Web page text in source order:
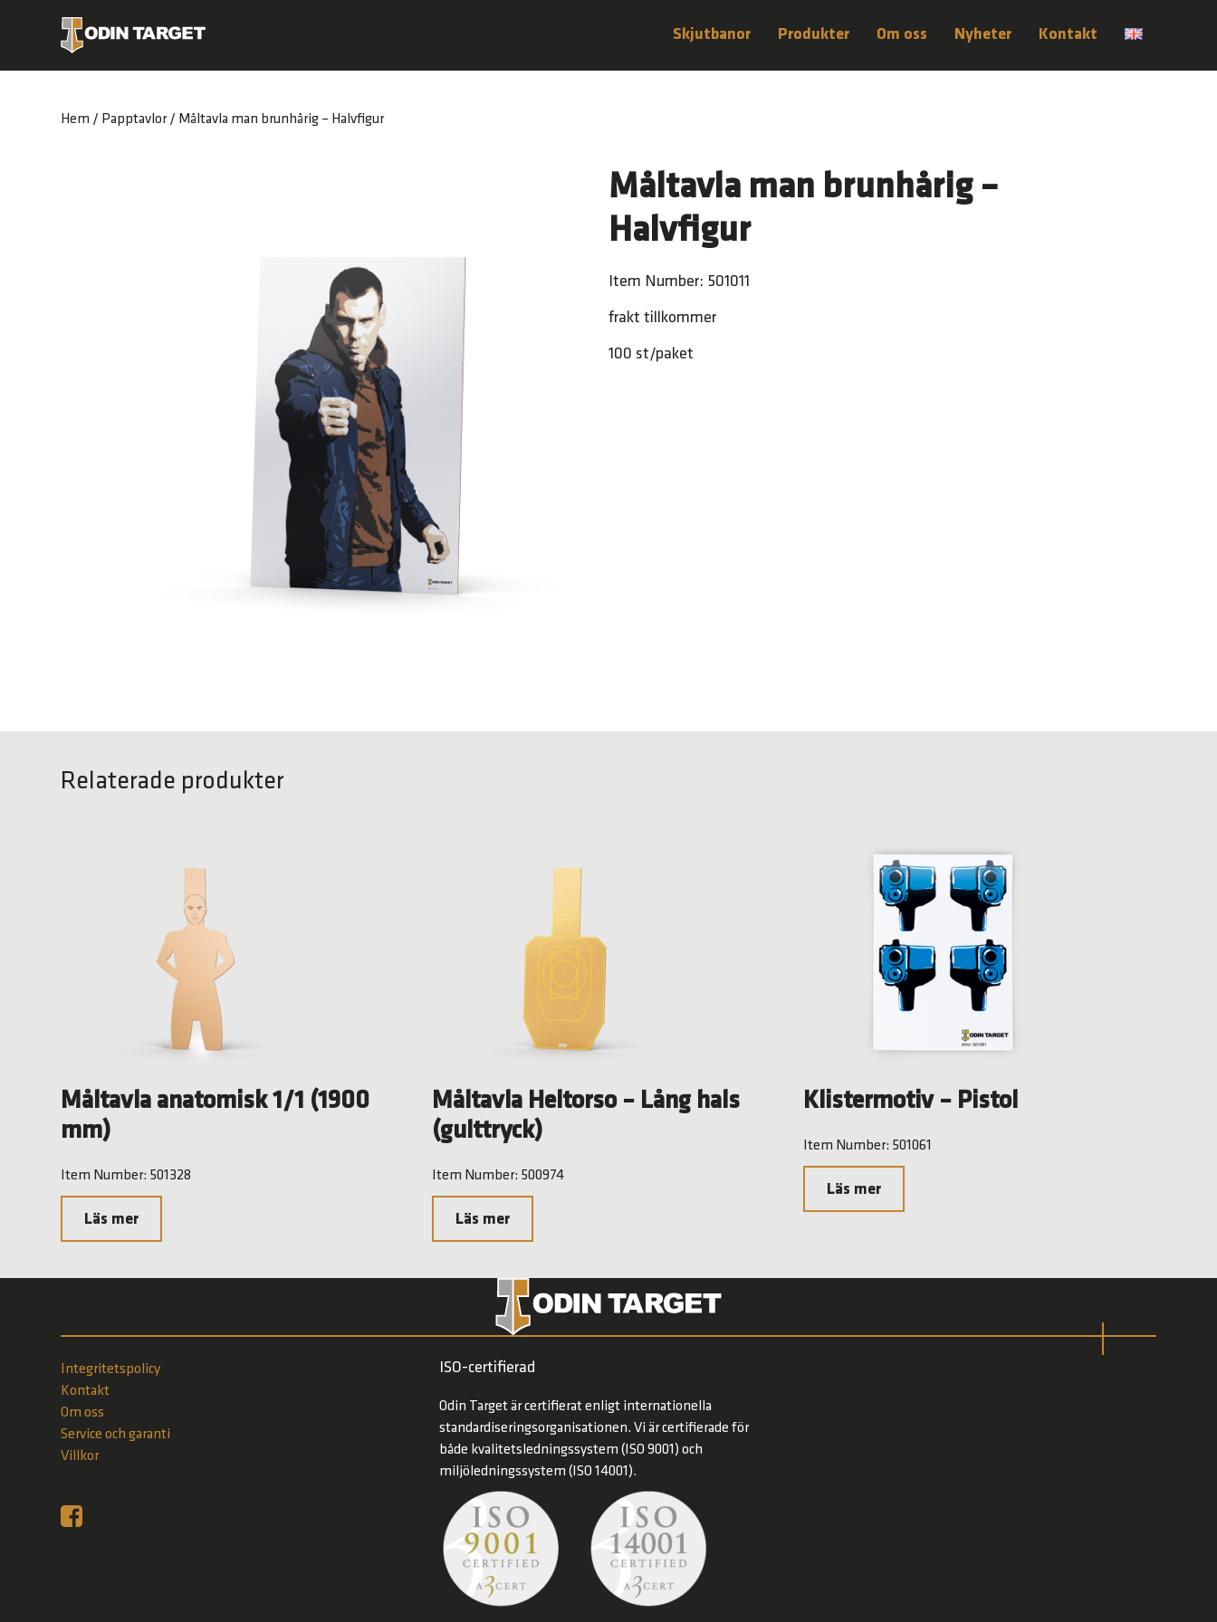
Skjutbanor Produkter Om oss Nyheter Kontakt
Hem / Papptavlor/ Måltavla man brunhårig – Halvfigur
Måltavla man brunhårig –
Halvfigur
Item Number: 501011
frakt tillkommer
100 st/paket
Relaterade produkter
Måltavla anatomisk 1/1 (1900
mm)
Item Number: 501328
Läs mer
Måltavla Heltorso – Lång hals
(gulttryck)
Item Number: 500974
Läs mer
Klistermotiv – Pistol
Item Number: 501061
Läs mer
Integritetspolicy
Kontakt
Om oss
Service och garanti
Villkor
ISO-certifierad
Odin Target är certifierat enligt internationella
standardiseringsorganisationen. Vi är certifierade för
både kvalitetsledningssystem (ISO 9001) och
miljöledningssystem (ISO 14001).